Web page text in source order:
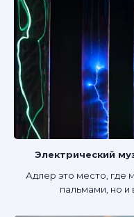
Электрический
Адлер это место, где
пальмами, но и